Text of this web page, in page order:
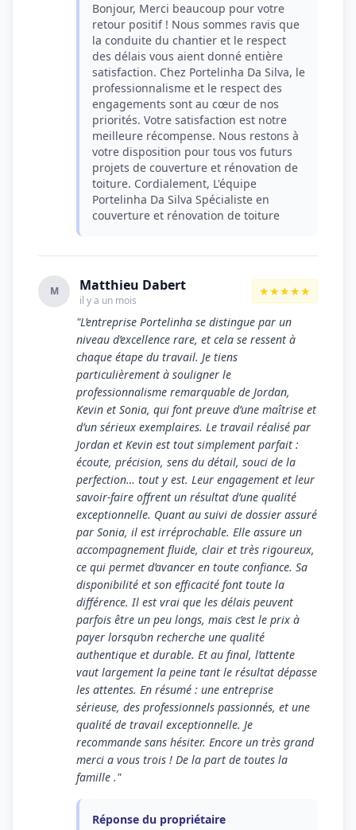
Bonjour, Merci beaucoup pour votre
retour positif ! Nous sommes ravis que
la conduite du chantier et le respect
des délais vous aient donné entière
satisfaction. Chez Portelinha Da Silva, le
professionnalisme et le respect des
engagements sont au cœur de nos
priorités. Votre satisfaction est notre
meilleure récompense. Nous restons à
votre disposition pour tous vos futurs
projets de couverture et rénovation de
toiture. Cordialement, L'équipe
Portelinha Da Silva Spécialiste en
couverture et rénovation de toiture
M Matthieu Dabert
il y a un mois
★★★★★
"L’entreprise Portelinha se distingue par un
niveau d’excellence rare, et cela se ressent à
chaque étape du travail. Je tiens
particulièrement à souligner le
professionnalisme remarquable de Jordan,
Kevin et Sonia, qui font preuve d’une maîtrise et
d’un sérieux exemplaires. Le travail réalisé par
Jordan et Kevin est tout simplement parfait :
écoute, précision, sens du détail, souci de la
perfection… tout y est. Leur engagement et leur
savoir-faire offrent un résultat d’une qualité
exceptionnelle. Quant au suivi de dossier assuré
par Sonia, il est irréprochable. Elle assure un
accompagnement fluide, clair et très rigoureux,
ce qui permet d’avancer en toute confiance. Sa
disponibilité et son efficacité font toute la
différence. Il est vrai que les délais peuvent
parfois être un peu longs, mais c’est le prix à
payer lorsqu’on recherche une qualité
authentique et durable. Et au final, l’attente
vaut largement la peine tant le résultat dépasse
les attentes. En résumé : une entreprise
sérieuse, des professionnels passionnés, et une
qualité de travail exceptionnelle. Je
recommande sans hésiter. Encore un très grand
merci a vous trois ! De la part de toutes la
famille ."
Réponse du propriétaire